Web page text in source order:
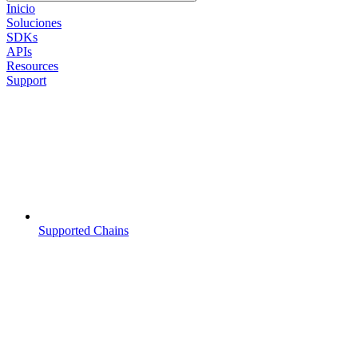
Inicio
Soluciones
SDKs
APIs
Resources
Support
Supported Chains